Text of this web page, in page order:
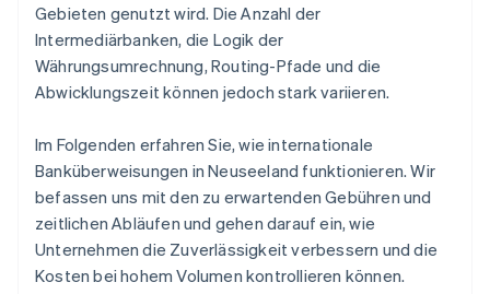
Gebieten genutzt wird. Die Anzahl der
Intermediärbanken, die Logik der
Währungsumrechnung, Routing-Pfade und die
Abwicklungszeit können jedoch stark variieren.
Im Folgenden erfahren Sie, wie internationale
Banküberweisungen in Neuseeland funktionieren. Wir
befassen uns mit den zu erwartenden Gebühren und
zeitlichen Abläufen und gehen darauf ein, wie
Unternehmen die Zuverlässigkeit verbessern und die
Kosten bei hohem Volumen kontrollieren können.